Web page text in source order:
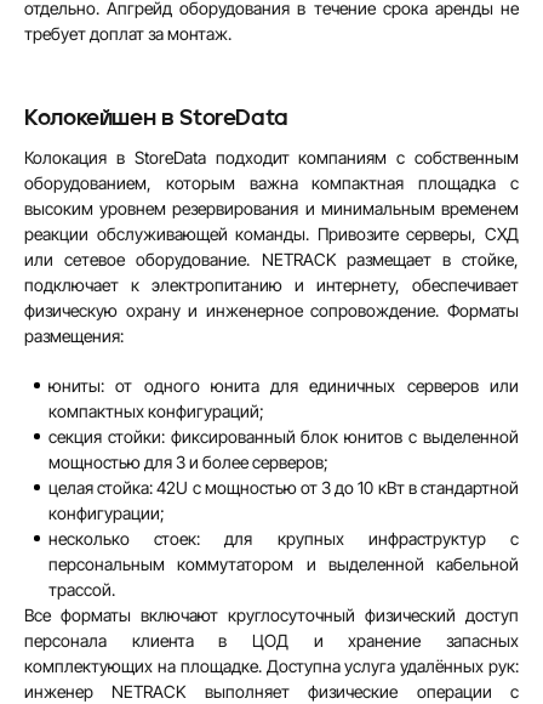
отдельно. Апгрейд оборудования в течение срока аренды не
требует доплат за монтаж.
Колокейшен в StoreData
Колокация в StoreData подходит компаниям с собственным
оборудованием, которым важна компактная площадка с
высоким уровнем резервирования и минимальным временем
реакции обслуживающей команды. Привозите серверы, СХД
или сетевое оборудование. NETRACK размещает в стойке,
подключает к электропитанию и интернету, обеспечивает
физическую охрану и инженерное сопровождение. Форматы
размещения:
юниты: от одного юнита для единичных серверов или
компактных конфигураций;
секция стойки: фиксированный блок юнитов с выделенной
мощностью для 3 и более серверов;
целая стойка: 42U с мощностью от 3 до 10 кВт в стандартной
конфигурации;
несколько стоек: для крупных инфраструктур с
персональным коммутатором и выделенной кабельной
трассой.
Все форматы включают круглосуточный физический доступ
персонала клиента в ЦОД и хранение запасных
комплектующих на площадке. Доступна услуга удалённых рук:
инженер NETRACK выполняет физические операции с